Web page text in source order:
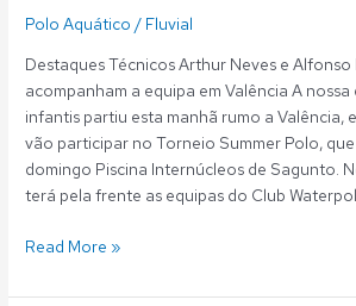
Polo Aquático / Fluvial
Destaques Técnicos Arthur Neves e Alfonso
acompanham a equipa em Valência A nossa
infantis partiu esta manhã rumo a Valência,
vão participar no Torneio Summer Polo,
domingo Piscina Internúcleos de Sagunto.
terá pela frente as equipas do Club
Read More »